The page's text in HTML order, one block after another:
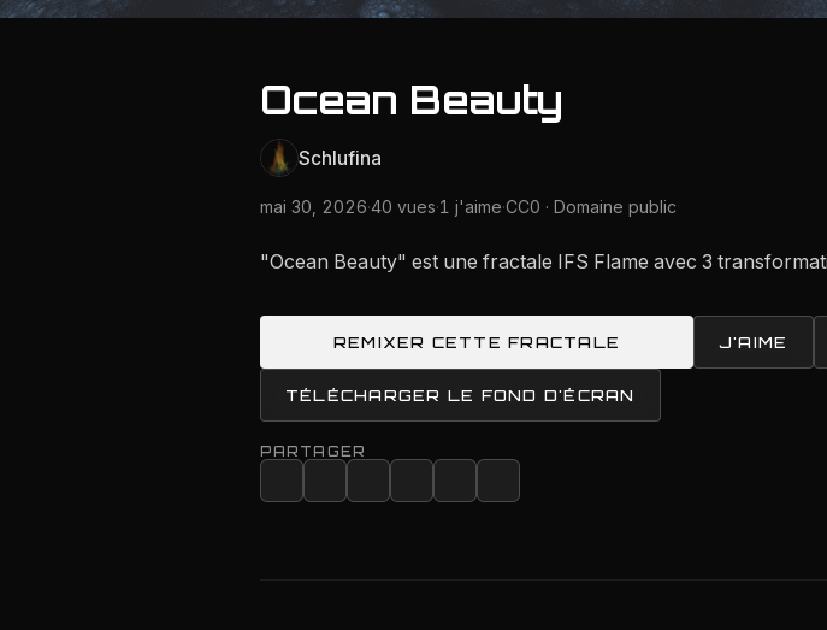
Ocean Beauty
Schlufina
mai 30, 2026·40 vues·1 j'aime·CC0 · Domaine public
"Ocean Beauty" est une fractale IFS Flame avec 3
REMIXER CETTE FRACTALE J'AIME
TÉLÉCHARGER LE FOND D'ÉCRAN
PARTAGER